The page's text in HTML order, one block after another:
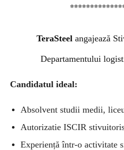
TeraSteel angajează
Departamentului
Candidatul ideal:
Absolvent studii medii,
Autorizatie ISCIR
Experiență într-o activitate